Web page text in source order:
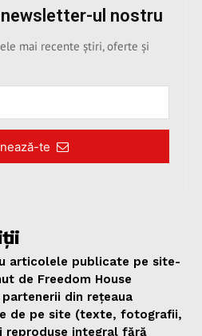
ul nostru
mai recente știri, oferte și
te
articolele publicate pe site-
de Freedom House
din rețeaua
de pe site (texte, fotografii,
reproduse integral fără